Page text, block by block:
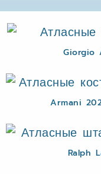
Giorgio
Armani
Ralph